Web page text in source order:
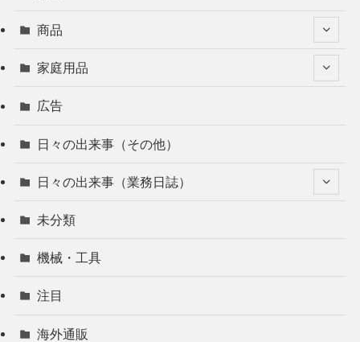
商品
家庭用品
広告
日々の出来事（その他）
日々の出来事（業務日誌）
未分類
機械・工具
注目
海外通販